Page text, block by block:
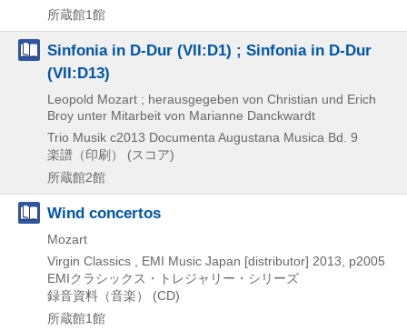
所蔵館1館
Sinfonia in D-Dur (VII:D1) ; Sinfonia in D-Dur
(VII:D13)
Leopold Mozart ; herausgegeben von Christian und Erich
Broy unter Mitarbeit von Marianne Danckwardt
Trio Musik c2013 Documenta Augustana Musica Bd. 9
楽譜（印刷） (スコア)
所蔵館2館
Wind concertos
Mozart
Virgin Classics , EMI Music Japan [distributor] 2013, p2005
EMIクラシックス・トレジャリー・シリーズ
録音資料（音楽） (CD)
所蔵館1館